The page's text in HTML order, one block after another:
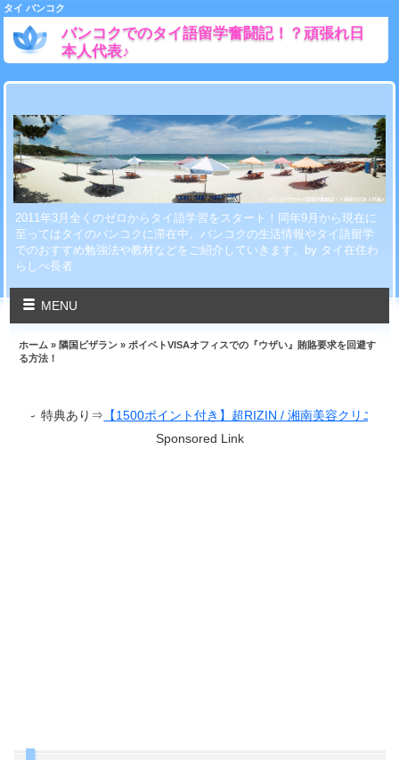
タイ バンコク
バンコクでのタイ語留学奮闘記！？頑張れ日
本人代表♪
2011年3月全くのゼロからタイ語学習をスタート！同年9月から現在に
至ってはタイのバンコクに滞在中。バンコクの生活情報やタイ語留学
でのおすすめ勉強法や教材などをご紹介していきます。by タイ在住わ
らしべ長者
MENU
ホーム » 隣国ビザラン » ポイペトVISAオフィスでの『ウザい』賄賂要求を回避す
る方法！
【1500ポイント付き】超RIZIN / 湘南美容クリニック presents
Sponsored Link